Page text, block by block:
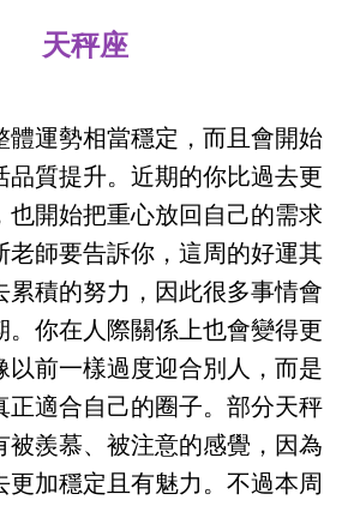
天秤座
體運勢相當穩定，而且會開始
品質提升。近期的你比過去更
也開始把重心放回自己的需求
老師要告訴你，這周的好運其
累積的努力，因此很多事情會
。你在人際關係上也會變得更
以前一樣過度迎合別人，而是
正適合自己的圈子。部分天秤
被羨慕、被注意的感覺，因為
更加穩定且有魅力。不過本周